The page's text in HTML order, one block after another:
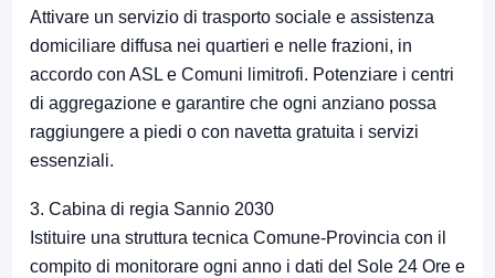
Attivare un servizio di trasporto sociale e assistenza
domiciliare diffusa nei quartieri e nelle frazioni, in
accordo con ASL e Comuni limitrofi. Potenziare i centri
di aggregazione e garantire che ogni anziano possa
raggiungere a piedi o con navetta gratuita i servizi
essenziali.
3. Cabina di regia Sannio 2030
Istituire una struttura tecnica Comune-Provincia con il
compito di monitorare ogni anno i dati del Sole 24 Ore e